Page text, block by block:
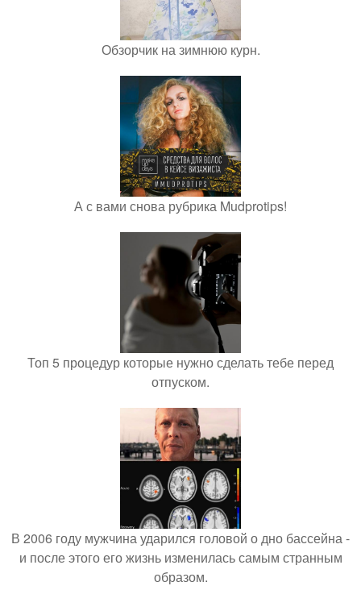
Обзорчик на зимнюю курн.
А с вами снова рубрика Mudprotips!
Топ 5 процедур которые нужно сделать тебе перед
отпуском.
В 2006 году мужчина ударился головой о дно бассейна -
и после этого его жизнь изменилась самым странным
образом.